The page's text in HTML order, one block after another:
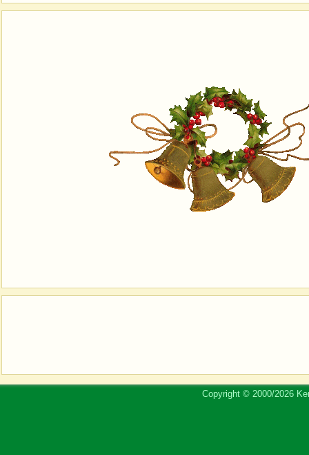
Copyright © 2000/2026